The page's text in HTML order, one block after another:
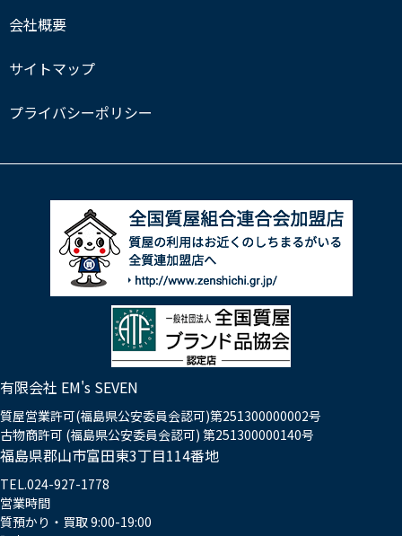
会社概要
サイトマップ
プライバシーポリシー
有限会社 EM's SEVEN
質屋営業許可(福島県公安委員会認可)第251300000002号
古物商許可 (福島県公安委員会認可) 第251300000140号
福島県郡山市富田東3丁目114番地
TEL.024-927-1778
営業時間
質預かり・買取 9:00-19:00